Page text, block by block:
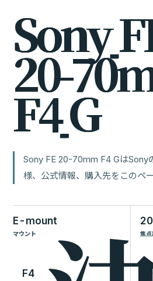
SonyF
20-70
F4G
Sony FE 20-70mm F4 GはSony
様、公式情報、購入先をこのペ
E-mount
マウント 焦点
F4